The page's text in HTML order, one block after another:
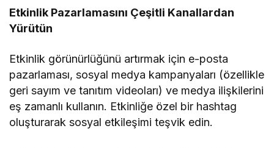
Etkinlik Pazarlamasını Çeşitli Kanallardan
Yürütün
Etkinlik görünürlüğünü artırmak için e-posta
pazarlaması, sosyal medya kampanyaları (özellikle
geri sayım ve tanıtım videoları) ve medya ilişkilerini
eş zamanlı kullanın. Etkinliğe özel bir hashtag
oluşturarak sosyal etkileşimi teşvik edin.